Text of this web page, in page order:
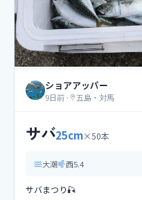
ショアアッパー
9日前 · 五島・対馬
サバ25cm×50本
大潮 西5.4
サバまつり🎣